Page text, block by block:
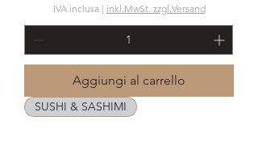
IVA inclusa| inkl.MwSt. zzgl.Versand
Aggiungi al carrello
SUSHI & SASHIMI